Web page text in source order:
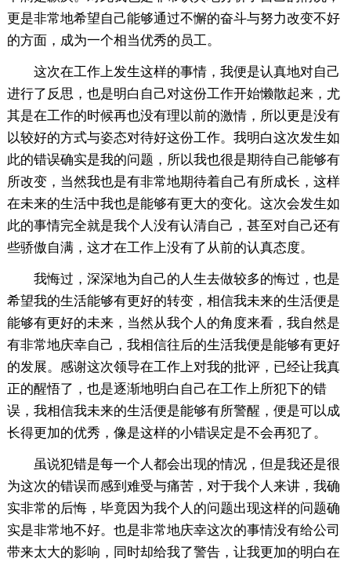
更是非常地希望自己能够通过不懈的奋斗与努力改变不好
的方面，成为一个相当优秀的员工。
这次在工作上发生这样的事情，我便是认真地对自己
进行了反思，也是明白自己对这份工作开始懒散起来，尤
其是在工作的时候再也没有理以前的激情，所以更是没有
以较好的方式与姿态对待好这份工作。我明白这次发生如
此的错误确实是我的问题，所以我也很是期待自己能够有
所改变，当然我也是有非常地期待着自己有所成长，这样
在未来的生活中我也是能够有更大的变化。这次会发生如
此的事情完全就是我个人没有认清自己，甚至对自己还有
些骄傲自满，这才在工作上没有了从前的认真态度。
我悔过，深深地为自己的人生去做较多的悔过，也是
希望我的生活能够有更好的转变，相信我未来的生活便是
能够有更好的未来，当然从我个人的角度来看，我自然是
有非常地庆幸自己，我相信往后的生活我便是能够有更好
的发展。感谢这次领导在工作上对我的批评，已经让我真
正的醒悟了，也是逐渐地明白自己在工作上所犯下的错
误，我相信我未来的生活便是能够有所警醒，便是可以成
长得更加的优秀，像是这样的小错误定是不会再犯了。
虽说犯错是每一个人都会出现的情况，但是我还是很
为这次的错误而感到难受与痛苦，对于我个人来讲，我确
实非常的后悔，毕竟因为我个人的问题出现这样的问题确
实是非常地不好。也是非常地庆幸这次的事情没有给公司
带来太大的影响，同时却给我了警告，让我更加的明白在